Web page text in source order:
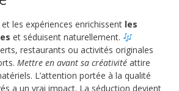
les expériences enrichissent les
et séduisent naturellement.
restaurants ou activités originales
Mettre en avant sa créativité attire
L’attention portée à la qualité
a un vrai impact. La séduction devient